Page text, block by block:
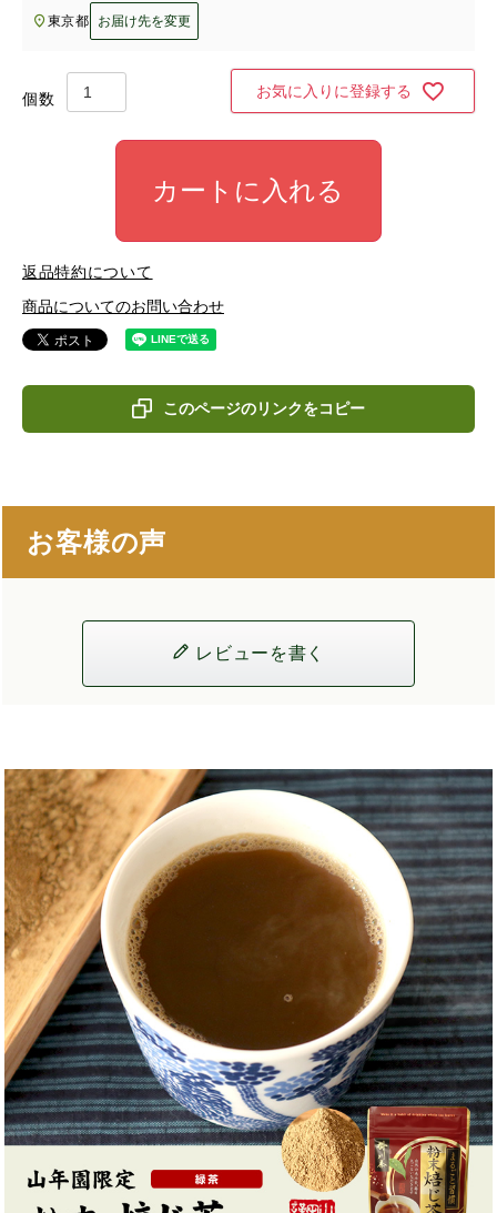
東京都
お届け先を変更
お気に入りに登録する
カートに入れる
返品特約について
商品についてのお問い合わせ
このページのリンクをコピー
お客様の声
レビューを書く